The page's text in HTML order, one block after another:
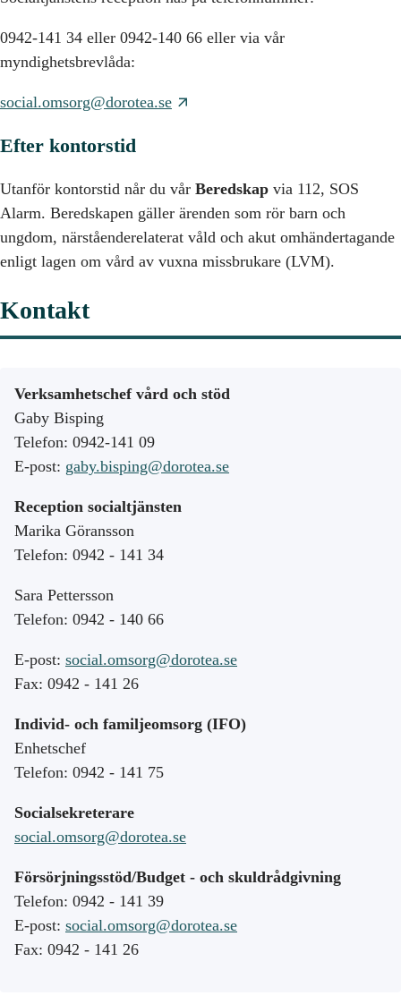
0942-141 34 eller 0942-140 66 eller via vår
myndighetsbrevlåda:
social.omsorg@dorotea.se
Efter kontorstid
Utanför kontorstid når du vår Beredskap via 112, SOS
Alarm. Beredskapen gäller ärenden som rör barn och
ungdom, närståenderelaterat våld och akut omhändertagande
enligt lagen om vård av vuxna missbrukare (LVM).
Kontakt
Verksamhetschef vård och stöd
Gaby Bisping
Telefon: 0942-141 09
E-post: gaby.bisping@dorotea.se
Reception socialtjänsten
Marika Göransson
Telefon: 0942 - 141 34
Sara Pettersson
Telefon: 0942 - 140 66
E-post: social.omsorg@dorotea.se
Fax: 0942 - 141 26
Individ- och familjeomsorg (IFO)
Enhetschef
Telefon: 0942 - 141 75
Socialsekreterare
social.omsorg@dorotea.se
Försörjningsstöd/Budget - och skuldrådgivning
Telefon: 0942 - 141 39
E-post: social.omsorg@dorotea.se
Fax: 0942 - 141 26